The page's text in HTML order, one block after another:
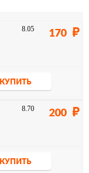
8.05 170
КУПИТЬ
8.70 200
КУПИТЬ